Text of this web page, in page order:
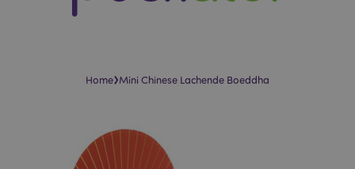
Home›Mini Chinese Lachende Boeddha